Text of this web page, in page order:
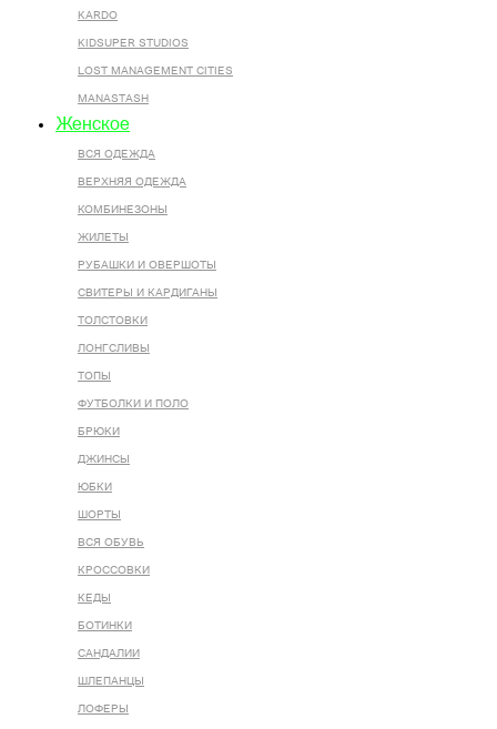
KARDO
KIDSUPER STUDIOS
LOST MANAGEMENT CITIES
MANASTASH
Женское
ВСЯ ОДЕЖДА
ВЕРХНЯЯ ОДЕЖДА
КОМБИНЕЗОНЫ
ЖИЛЕТЫ
РУБАШКИ И ОВЕРШОТЫ
СВИТЕРЫ И КАРДИГАНЫ
ТОЛСТОВКИ
ЛОНГСЛИВЫ
ТОПЫ
ФУТБОЛКИ И ПОЛО
БРЮКИ
ДЖИНСЫ
ЮБКИ
ШОРТЫ
ВСЯ ОБУВЬ
КРОССОВКИ
КЕДЫ
БОТИНКИ
САНДАЛИИ
ШЛЕПАНЦЫ
ЛОФЕРЫ